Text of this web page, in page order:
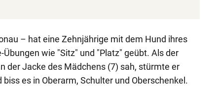
– hat eine Zehnjährige mit dem Hund ihres
wie "Sitz" und "Platz" geübt. Als der
der Jacke des Mädchens (7) sah, stürmte er
es in Oberarm, Schulter und Oberschenkel.